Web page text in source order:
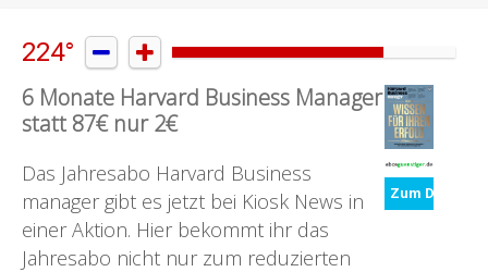
224°  
6 Monate Harvard Business Manager
statt 87€ nur 2€
Das Jahresabo Harvard Business
manager gibt es jetzt bei Kiosk News in
einer Aktion. Hier bekommt ihr das
Jahresabo nicht nur zum reduzierten
Zum Deal